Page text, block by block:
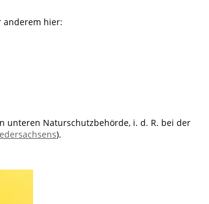
anderem hier:
unteren Naturschutzbehörde, i. d. R. bei der
).